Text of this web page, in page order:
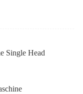
Single Head